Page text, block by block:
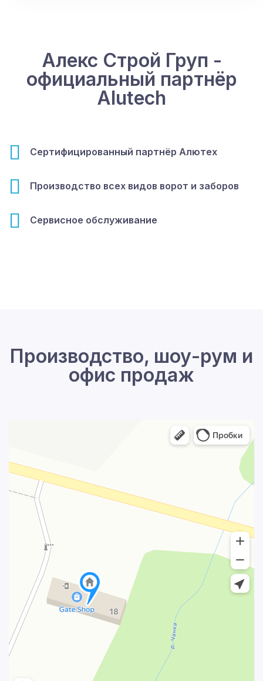
Алекс Строй Груп -
официальный партнёр
Alutech
Сертифицированный партнёр Алютех
Производство всех видов ворот и заборов
Сервисное обслуживание
Производство, шоу-рум и
офис продаж